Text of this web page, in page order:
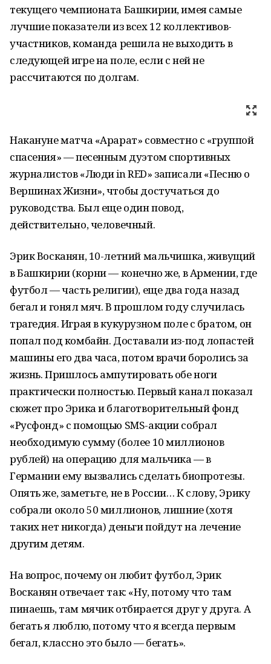
текущего чемпионата Башкирии, имея самые
лучшие показатели из всех 12 коллективов-
участников, команда решила не выходить в
следующей игре на поле, если с ней не
рассчитаются по долгам.
Накануне матча «Арарат» совместно с «группой
спасения» — песенным дуэтом спортивных
журналистов «Люди in RED» записали «Песню о
Вершинах Жизни», чтобы достучаться до
руководства. Был еще один повод,
действительно, человечный.
Эрик Восканян, 10-летний мальчишка, живущий
в Башкирии (корни — конечно же, в Армении, где
футбол — часть религии), еще два года назад
бегал и гонял мяч. В прошлом году случилась
трагедия. Играя в кукурузном поле с братом, он
попал под комбайн. Доставали из-под лопастей
машины его два часа, потом врачи боролись за
жизнь. Пришлось ампутировать обе ноги
практически полностью. Первый канал показал
сюжет про Эрика и благотворительный фонд
«Русфонд» с помощью SMS-акции собрал
необходимую сумму (более 10 миллионов
рублей) на операцию для мальчика — в
Германии ему вызвались сделать биопротезы.
Опять же, заметьте, не в России… К слову, Эрику
собрали около 50 миллионов, лишние (хотя
таких нет никогда) деньги пойдут на лечение
другим детям.
На вопрос, почему он любит футбол, Эрик
Восканян отвечает так: «Ну, потому что там
пинаешь, там мячик отбирается друг у друга. А
бегать я люблю, потому что я всегда первым
бегал, классно это было — бегать».